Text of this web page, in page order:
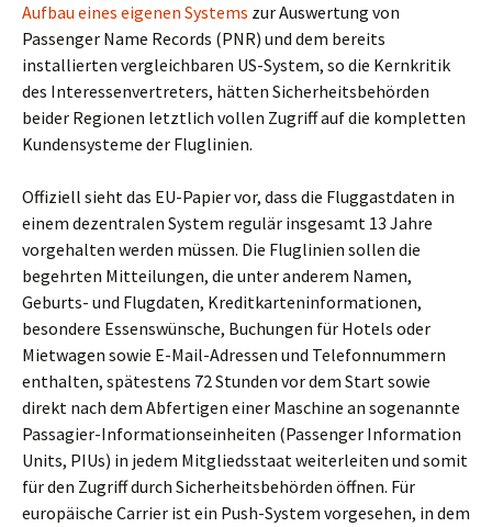
Aufbau eines eigenen Systems zur Auswertung von
Passenger Name Records (PNR) und dem bereits
installierten vergleichbaren US-System, so die Kernkritik
des Interessenvertreters, hätten Sicherheitsbehörden
beider Regionen letztlich vollen Zugriff auf die kompletten
Kundensysteme der Fluglinien.
Offiziell sieht das EU-Papier vor, dass die Fluggastdaten in
einem dezentralen System regulär insgesamt 13 Jahre
vorgehalten werden müssen. Die Fluglinien sollen die
begehrten Mitteilungen, die unter anderem Namen,
Geburts- und Flugdaten, Kreditkarteninformationen,
besondere Essenswünsche, Buchungen für Hotels oder
Mietwagen sowie E-Mail-Adressen und Telefonnummern
enthalten, spätestens 72 Stunden vor dem Start sowie
direkt nach dem Abfertigen einer Maschine an sogenannte
Passagier-Informationseinheiten (Passenger Information
Units, PIUs) in jedem Mitgliedsstaat weiterleiten und somit
für den Zugriff durch Sicherheitsbehörden öffnen. Für
europäische Carrier ist ein Push-System vorgesehen, in dem